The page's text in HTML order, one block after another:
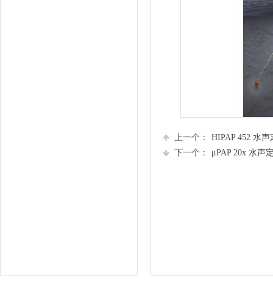
上一个：
HIPAP 452 水声
下一个：
μPAP 20x 水声